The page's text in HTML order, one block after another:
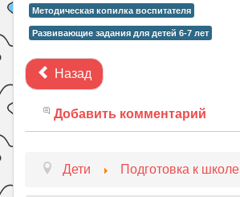
Методическая копилка воспитателя
Развивающие задания для детей 6-7 лет
Назад
Добавить комментарий
Дети Подготовка к школе